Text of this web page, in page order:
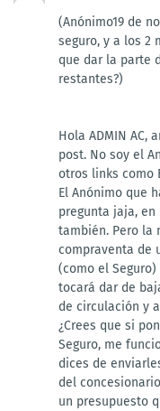
(Anónimo19 de
seguro, y a los 2
que dar la parte
restantes?)
Hola ADMIN AC,
post. No soy el
otros links como
El Anónimo que
pregunta jaja,
también. Pero la
compraventa de
(como el
tocará dar de
de circulación y
¿Crees que si
Seguro, me
dices de
del
un presupuesto